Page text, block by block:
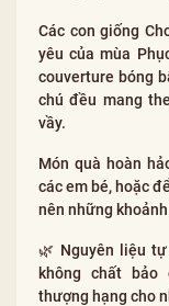
Các con giống
yêu của mùa
couverture bóng
chú đều mang
vầy.
Món quà hoàn
các em bé, hoặc
nên những
🌿 Nguyên liệu
không chất bảo
thượng hạng cho